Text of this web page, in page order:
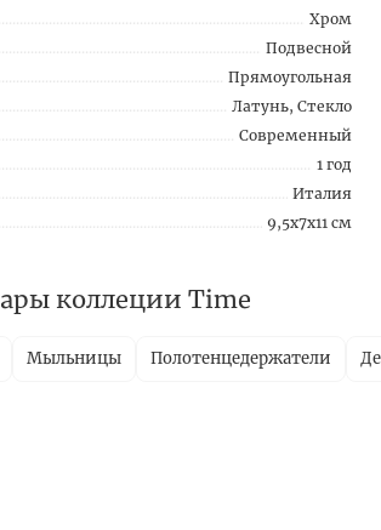
Хром
Подвесной
Прямоугольная
Латунь, Стекло
Современный
1 год
Италия
9,5x7x11 см
коллеции Time
Мыльницы Полотенцедержатели